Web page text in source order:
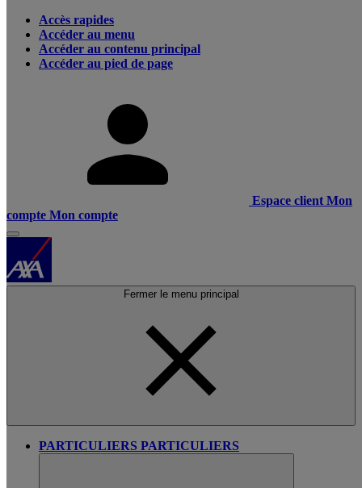
Accès rapides
Accéder au menu
Accéder au contenu principal
Accéder au pied de page
Espace client Mon
compte Mon compte
Fermer le menu principal
PARTICULIERS PARTICULIERS